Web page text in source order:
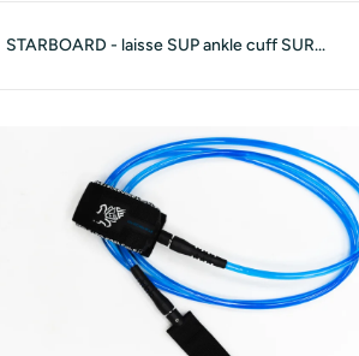
STARBOARD - laisse SUP ankle cuff SUR...